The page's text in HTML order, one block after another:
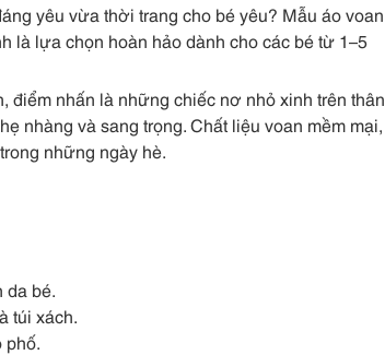
yêu vừa thời trang cho bé yêu? Mẫu áo voan
là lựa chọn hoàn hảo dành cho các bé từ 1–5
điểm nhấn là những chiếc nơ nhỏ xinh trên thân
nhàng và sang trọng. Chất liệu voan mềm mại,
những ngày hè.
da bé.
túi xách.
phố.